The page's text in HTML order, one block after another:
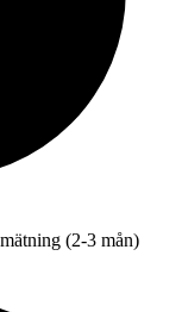
(2-3 mån)